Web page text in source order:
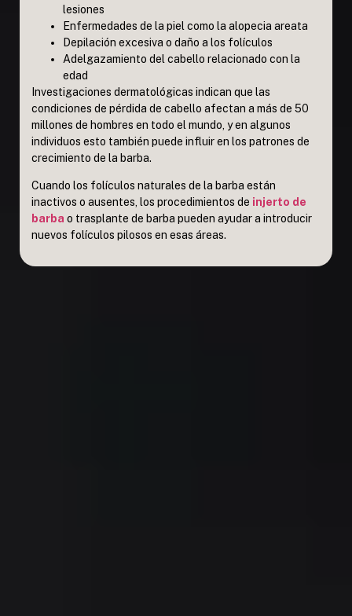
lesiones
Enfermedades de la piel como la alopecia areata
Depilación excesiva o daño a los folículos
Adelgazamiento del cabello relacionado con la
edad
Investigaciones dermatológicas indican que las
condiciones de pérdida de cabello afectan a más de 50
millones de hombres en todo el mundo, y en algunos
individuos esto también puede influir en los patrones de
crecimiento de la barba.
Cuando los folículos naturales de la barba están
inactivos o ausentes, los procedimientos de injerto de
barba o trasplante de barba pueden ayudar a introducir
nuevos folículos pilosos en esas áreas.